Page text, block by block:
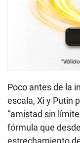
Poco antes de la
escala, Xi y Putin
“amistad sin
fórmula que
estrechamiento